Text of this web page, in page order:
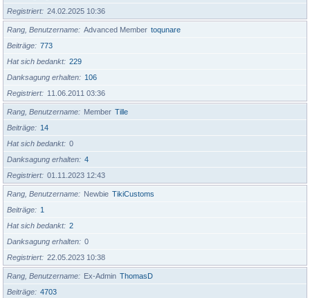
Registriert
24.02.2025 10:36
Rang, Benutzername Advanced Member toqunare
Beiträge
773
Hat sich bedankt
229
Danksagung erhalten
106
Registriert
11.06.2011 03:36
Rang, Benutzername Member Tille
Beiträge
14
Hat sich bedankt
0
Danksagung erhalten
4
Registriert
01.11.2023 12:43
Rang, Benutzername Newbie TikiCustoms
Beiträge
1
Hat sich bedankt
2
Danksagung erhalten
0
Registriert
22.05.2023 10:38
Rang, Benutzername Ex-Admin ThomasD
Beiträge
4703